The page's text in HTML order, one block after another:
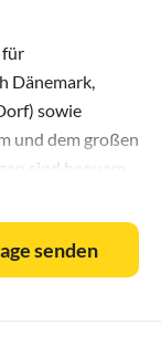
für
Dänemark,
sowie
und dem großen
sind bequem
Auch
Hafen Zingst
Darßer
mit der
senden